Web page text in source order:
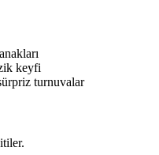
keyfi
turnuvalar